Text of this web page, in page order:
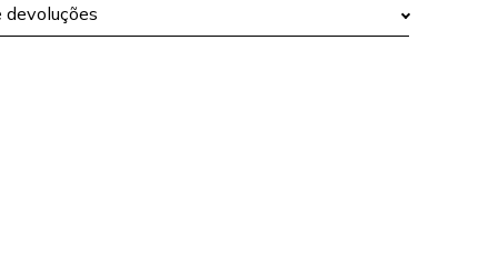
devoluções